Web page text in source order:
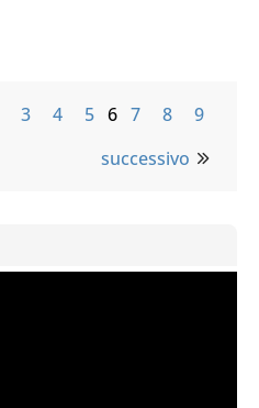
3 4 5 6 7 8
9
successivo